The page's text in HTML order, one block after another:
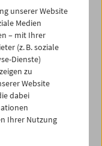
04
10
unserer Website
Medien
– mit Ihrer
(z. B. soziale
Dienste)
zu
Website
dabei
Ihrer Nutzung